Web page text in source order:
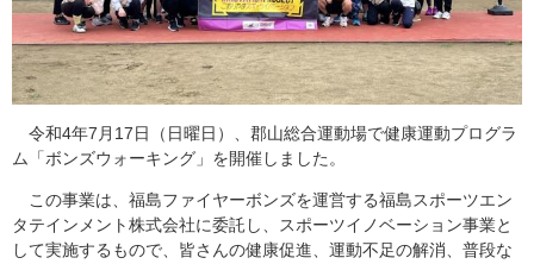
令和4年7月17日（日曜日）、郡山総合運動場で健康運動プログラ
ム「ボンズウォーキング」を開催しました。
この事業は、福島ファイヤーボンズを運営する福島スポーツエン
タテインメント株式会社に委託し、スポーツイノベーション事業と
して実施するもので、皆さんの健康促進、運動不足の解消、普段な